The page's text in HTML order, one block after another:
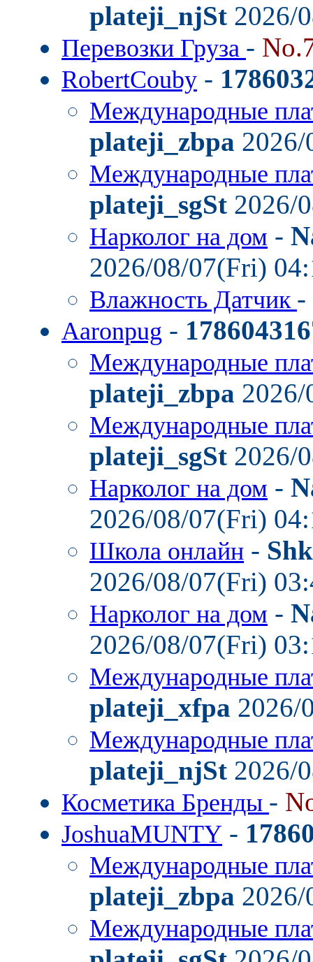
plateji_njSt 2026/
Перевозки Груза -
RobertCouby -
Международные
plateji_zbpa
Международные
plateji_sgSt 2026/
Нарколог на дом -
2026/08/07(Fri)
Влажность Датчик -
Aaronpug -
Международные
plateji_zbpa
Международные
plateji_sgSt 2026/
Нарколог на дом -
2026/08/07(Fri)
Школа онлайн -
2026/08/07(Fri)
Нарколог на дом -
2026/08/07(Fri)
Международные
plateji_xfpa 2026/
Международные
plateji_njSt 2026/
Косметика Бренды -
JoshuaMUNTY -
Международные
plateji_zbpa
Международные